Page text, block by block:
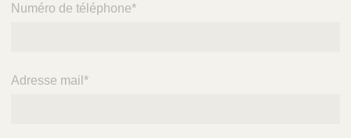
Numéro de téléphone*
Adresse mail *